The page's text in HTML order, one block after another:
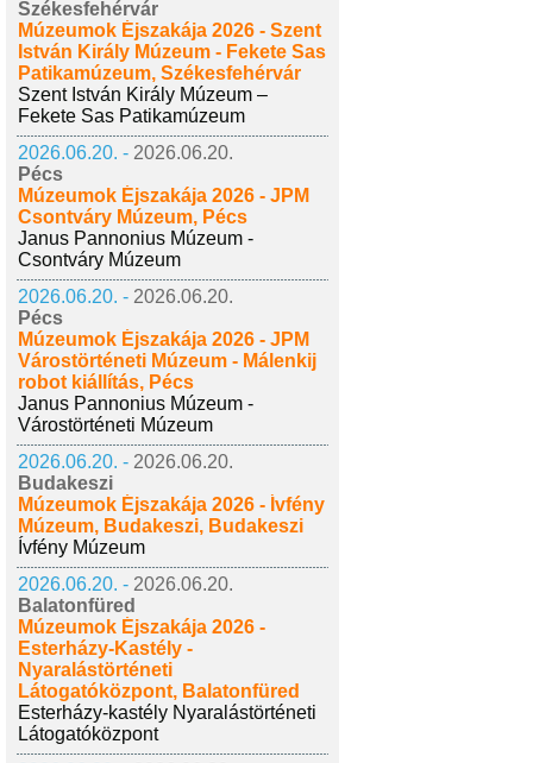
Székesfehérvár
Múzeumok Éjszakája 2026 - Szent
István Király Múzeum - Fekete Sas
Patikamúzeum, Székesfehérvár
Szent István Király Múzeum –
Fekete Sas Patikamúzeum
2026.06.20. - 2026.06.20.
Pécs
Múzeumok Éjszakája 2026 - JPM
Csontváry Múzeum, Pécs
Janus Pannonius Múzeum -
Csontváry Múzeum
2026.06.20. - 2026.06.20.
Pécs
Múzeumok Éjszakája 2026 - JPM
Várostörténeti Múzeum - Málenkij
robot kiállítás, Pécs
Janus Pannonius Múzeum -
Várostörténeti Múzeum
2026.06.20. - 2026.06.20.
Budakeszi
Múzeumok Éjszakája 2026 - Ívfény
Múzeum, Budakeszi, Budakeszi
Ívfény Múzeum
2026.06.20. - 2026.06.20.
Balatonfüred
Múzeumok Éjszakája 2026 -
Esterházy-Kastély -
Nyaralástörténeti
Látogatóközpont, Balatonfüred
Esterházy-kastély Nyaralástörténeti
Látogatóközpont